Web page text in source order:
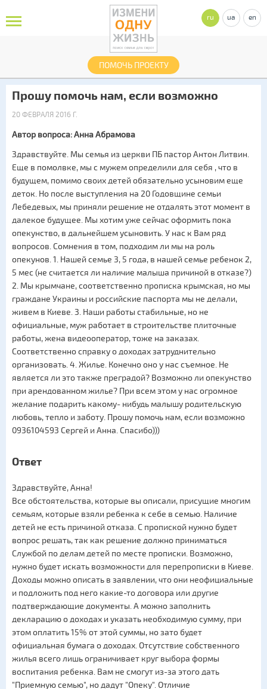
ПОМОЧЬ ПРОЕКТУ
ru ua en
Прошу помочь нам, если возможно
20 ФЕВРАЛЯ 2016 Г.
Автор вопроса: Анна Абрамова
Здравствуйте. Мы семья из церкви ПБ пастор Антон Литвин.
Еще в помолвке, мы с мужем определили для себя , что в
будущем, помимо своих детей обязательно усыновим еще
деток. Но после выступления на 20 Годовщине семьи
Лебедевых, мы приняли решение не отдалять этот момент в
далекое будущее. Мы хотим уже сейчас оформить пока
опекунство, в дальнейшем усыновить. У нас к Вам ряд
вопросов. Сомнения в том, подходим ли мы на роль
опекунов. 1. Нашей семье 3, 5 года, в нашей семье ребенок 2,
5 мес (не считается ли наличие малыша причиной в отказе?)
2. Мы крымчане, соответственно прописка крымская, но мы
граждане Украины и российские паспорта мы не делали,
живем в Киеве. 3. Наши работы стабильные, но не
официальные, муж работает в строительстве плиточные
работы, жена видеооператор, тоже на заказах.
Соответственно справку о доходах затруднительно
организовать. 4. Жилье. Конечно оно у нас съемное. Не
является ли это также преградой? Возможно ли опекунство
при арендованном жилье? При всем этом у нас огромное
желание подарить какому- нибудь малышу родительскую
любовь, тепло и заботу. Прошу помочь нам, если возможно
0936104593 Сергей и Анна. Спасибо)))
Ответ
Здравствуйте, Анна!
Все обстоятельства, которые вы описали, присущие многим
семьям, которые взяли ребенка к себе в семью. Наличие
детей не есть причиной отказа. С пропиской нужно будет
вопрос решать, так как решение должно приниматься
Службой по делам детей по месте прописки. Возможно,
нужно будет искать возможности для перепрописки в Киеве.
Доходы можно описать в заявлении, что они неофициальные
и подложить под него какие-то договора или другие
подтверждающие документы. А можно заполнить
декларацию о доходах и указать необходимую сумму, при
этом оплатить 15% от этой суммы, но зато будет
официальная бумага о доходах. Отсутствие собственного
жилья всего лишь ограничивает круг выбора формы
воспитания ребенка. Вам не смогут из-за этого дать
"Приемную семью", но дадут "Опеку". Отличие